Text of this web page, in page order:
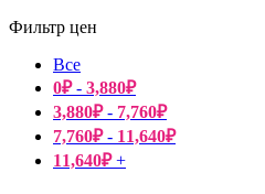
Фильтр цен
Все
0₽- 3,880₽
3,880₽- 7,760₽
7,760₽- 11,640₽
11,640₽+